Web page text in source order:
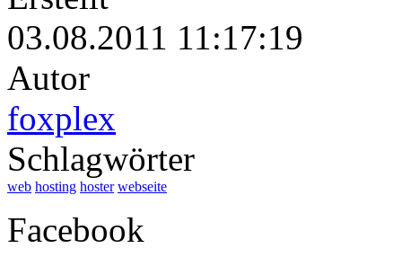
03.08.2011 11:17:19
Autor
foxplex
Schlagwörter
web hosting hoster webseite
Facebook